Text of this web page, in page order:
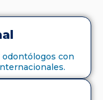
odontólogos con